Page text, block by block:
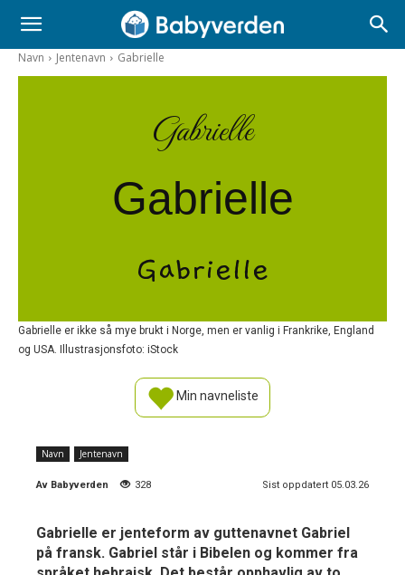
Navn Jentenavn Gabrielle
Gabrielle
Gabrielle
Gabrielle
Gabrielle er ikke så mye brukt i Norge, men er vanlig i Frankrike, England
og USA. Illustrasjonsfoto: iStock
Min navneliste
Navn Jentenavn
Av Babyverden 328 Sist oppdatert 05.03.26
Gabrielle er jenteform av guttenavnet Gabriel
på fransk. Gabriel står i Bibelen og kommer fra